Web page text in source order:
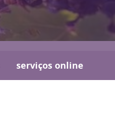
serviços online